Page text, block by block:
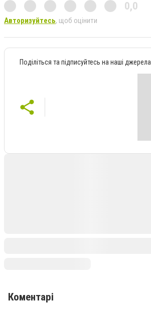
0,0
Авторизуйтесь, щоб оцінити
Поділіться та підписуйтесь на наші джерела
Коментарі